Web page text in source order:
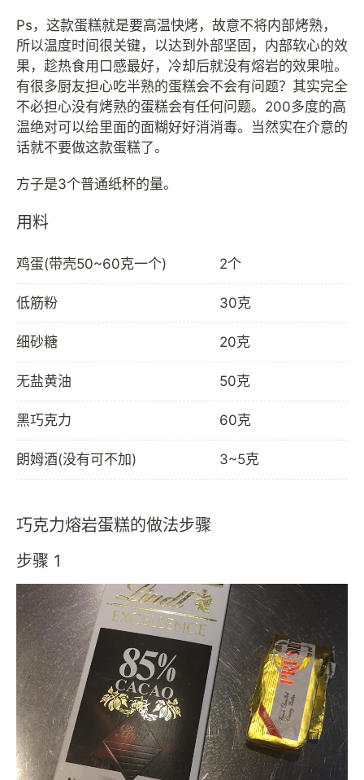
Ps，这款蛋糕就是要高温快烤，故意不将内部烤熟，
所以温度时间很关键，以达到外部坚固，内部软心的效
果，趁热食用口感最好，冷却后就没有熔岩的效果啦。
有很多厨友担心吃半熟的蛋糕会不会有问题？其实完全
不必担心没有烤熟的蛋糕会有任何问题。200多度的高
温绝对可以给里面的面糊好好消消毒。当然实在介意的
话就不要做这款蛋糕了。
用料
鸡蛋(带壳50~60克一个) 2个
低筋粉 30克
细砂糖 20克
无盐黄油 50克
黑巧克力 60克
朗姆酒(没有可不加) 3~5克
巧克力熔岩蛋糕的做法步骤
步骤 1